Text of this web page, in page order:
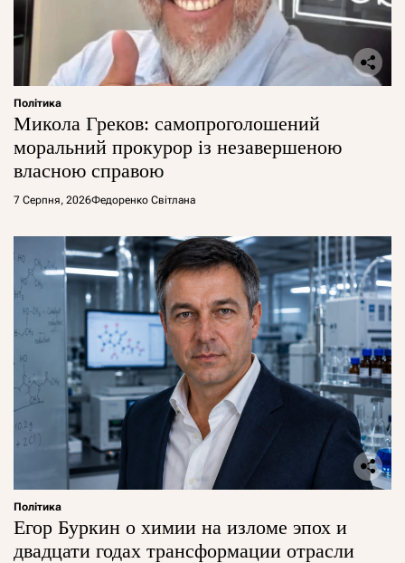
Політика
Микола Греков: самопроголошений
моральний прокурор із незавершеною
власною справою
7 Серпня, 2026Федоренко Світлана
Політика
Егор Буркин о химии на изломе эпох и
двадцати годах трансформации отрасли